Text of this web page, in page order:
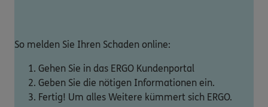
So melden Sie Ihren Schaden online:
Gehen Sie in das ERGO Kundenportal
Geben Sie die nötigen Informationen ein.
Fertig! Um alles Weitere kümmert sich ERGO.